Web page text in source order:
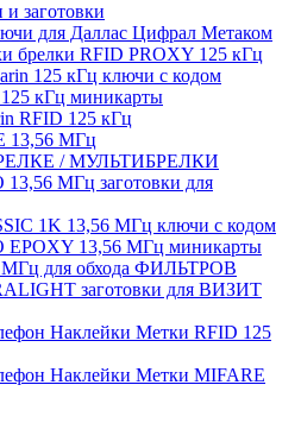
заготовки
для Даллас Цифрал Метаком
брелки RFID PROXY 125 кГц
125 кГц ключи с кодом
кГц миникарты
RFID 125 кГц
13,56 МГц
/ МУЛЬТИБРЕЛКИ
МГц заготовки для
1K 13,56 МГц ключи с кодом
EPOXY 13,56 МГц миникарты
МГц для обхода ФИЛЬТРОВ
заготовки для ВИЗИТ
Наклейки Метки RFID 125
Наклейки Метки MIFARE